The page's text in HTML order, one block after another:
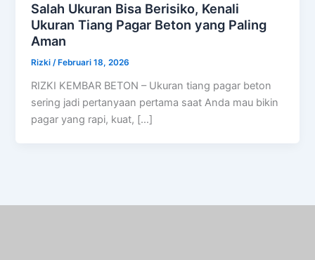
Salah Ukuran Bisa Berisiko, Kenali
Ukuran Tiang Pagar Beton yang Paling
Aman
Rizki/ Februari 18, 2026
RIZKI KEMBAR BETON – Ukuran tiang pagar beton
sering jadi pertanyaan pertama saat Anda mau bikin
pagar yang rapi, kuat, […]